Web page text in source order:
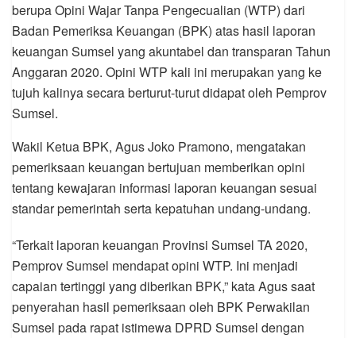
berupa Opini Wajar Tanpa Pengecualian (WTP) dari
Badan Pemeriksa Keuangan (BPK) atas hasil laporan
keuangan Sumsel yang akuntabel dan transparan Tahun
Anggaran 2020. Opini WTP kali ini merupakan yang ke
tujuh kalinya secara berturut-turut didapat oleh Pemprov
Sumsel.
Wakil Ketua BPK, Agus Joko Pramono, mengatakan
pemeriksaan keuangan bertujuan memberikan opini
tentang kewajaran informasi laporan keuangan sesuai
standar pemerintah serta kepatuhan undang-undang.
“Terkait laporan keuangan Provinsi Sumsel TA 2020,
Pemprov Sumsel mendapat opini WTP. Ini menjadi
capaian tertinggi yang diberikan BPK,” kata Agus saat
penyerahan hasil pemeriksaan oleh BPK Perwakilan
Sumsel pada rapat istimewa DPRD Sumsel dengan